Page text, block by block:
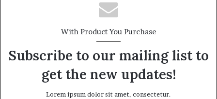
With Product You Purchase
Subscribe to our mailing list to
get the new updates!
Lorem ipsum dolor sit amet, consectetur.